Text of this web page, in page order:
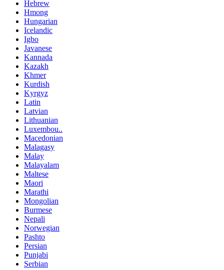
Hebrew
Hmong
Hungarian
Icelandic
Igbo
Javanese
Kannada
Kazakh
Khmer
Kurdish
Kyrgyz
Latin
Latvian
Lithuanian
Luxembou..
Macedonian
Malagasy
Malay
Malayalam
Maltese
Maori
Marathi
Mongolian
Burmese
Nepali
Norwegian
Pashto
Persian
Punjabi
Serbian